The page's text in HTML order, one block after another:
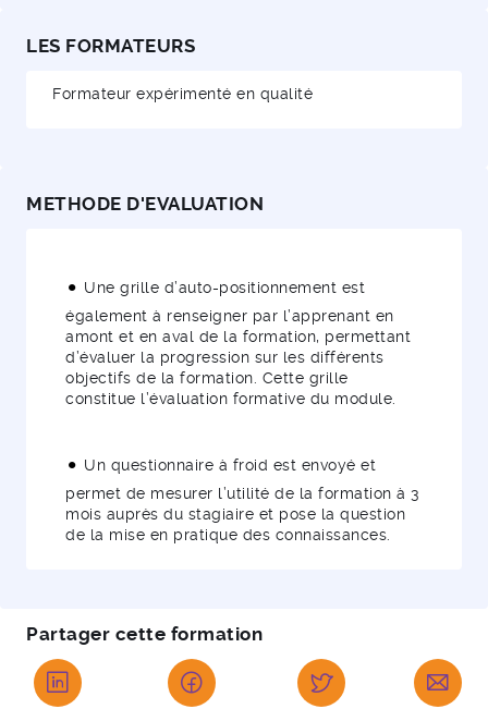
LES FORMATEURS
Formateur expérimenté en qualité
METHODE D'EVALUATION
Une grille d’auto-positionnement est
également à renseigner par l’apprenant en
amont et en aval de la formation, permettant
d’évaluer la progression sur les différents
objectifs de la formation. Cette grille
constitue l’évaluation formative du module.
Un questionnaire à froid est envoyé et
permet de mesurer l’utilité de la formation à 3
mois auprès du stagiaire et pose la question
de la mise en pratique des connaissances.
Partager cette formation